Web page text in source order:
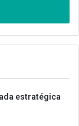
estratégica